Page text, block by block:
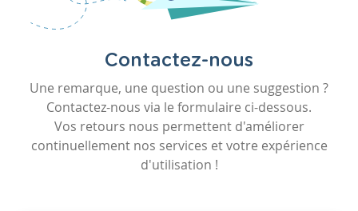
Contactez-nous
Une remarque, une question ou une suggestion ?
Contactez-nous via le formulaire ci-dessous.
Vos retours nous permettent d'améliorer
continuellement nos services et votre expérience
d'utilisation !